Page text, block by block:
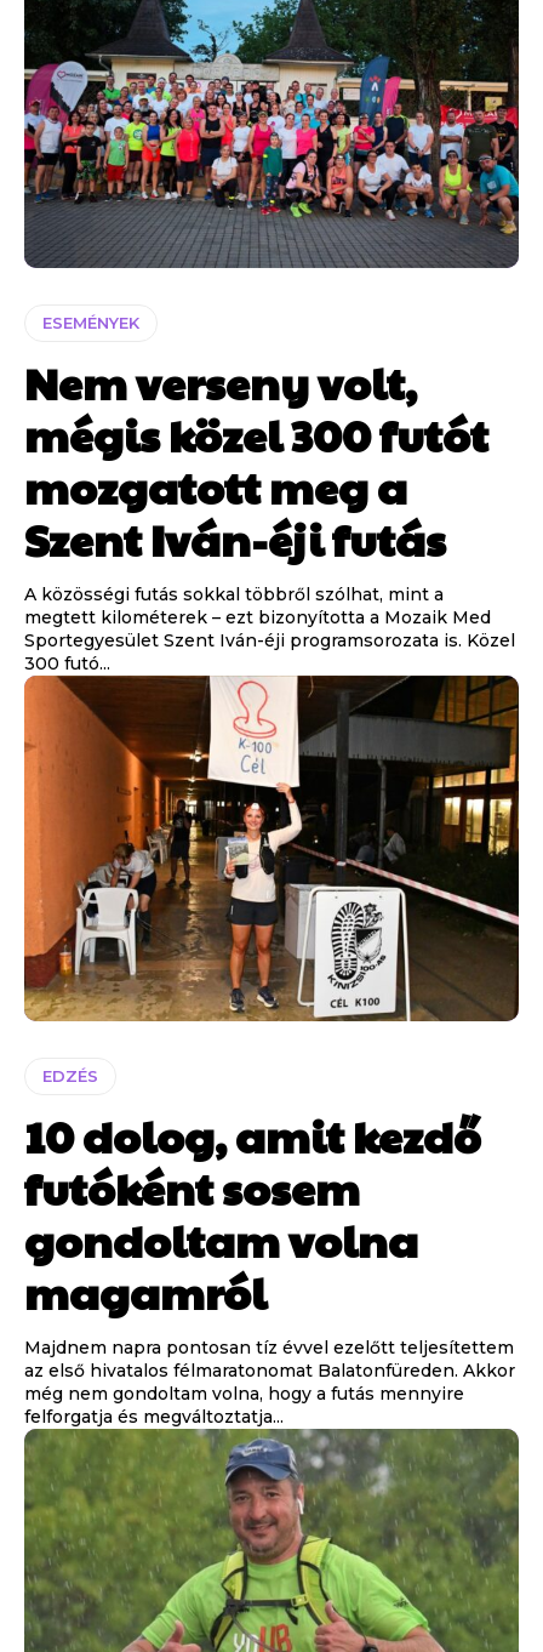
ESEMÉNYEK
Nem verseny volt,
mégis közel 300 futót
mozgatott meg a
Szent Iván-éji futás
A közösségi futás sokkal többről szólhat, mint a
megtett kilométerek – ezt bizonyította a Mozaik Med
Sportegyesület Szent Iván-éji programsorozata is. Közel
300 futó...
EDZÉS
10 dolog, amit kezdő
futóként sosem
gondoltam volna
magamról
Majdnem napra pontosan tíz évvel ezelőtt teljesítettem
az első hivatalos félmaratonomat Balatonfüreden. Akkor
még nem gondoltam volna, hogy a futás mennyire
felforgatja és megváltoztatja...